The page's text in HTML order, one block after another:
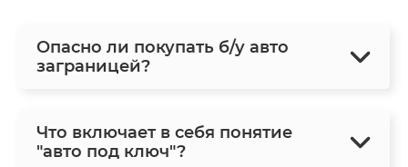
Опасно ли покупать б/у авто
заграницей?
Что включает в себя понятие
"авто под ключ"?